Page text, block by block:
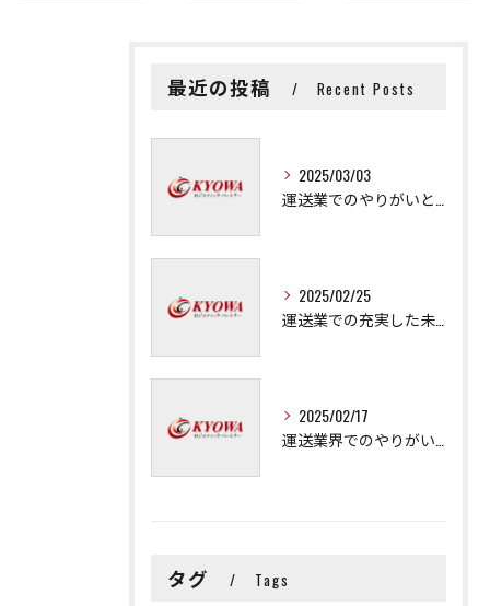
最近の投稿 Recent Posts
2025/03/03
2025/02/25
2025/02/17
タグ Tags